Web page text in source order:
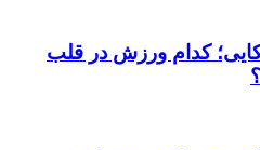
کدام ورزش در قلب